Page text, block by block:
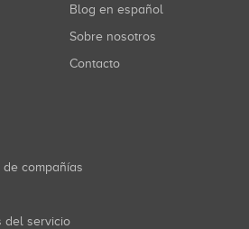
Blog en español
Sobre nosotros
Contacto
de compañías
del servicio